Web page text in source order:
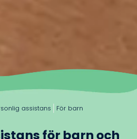
assistans För barn
för barn och